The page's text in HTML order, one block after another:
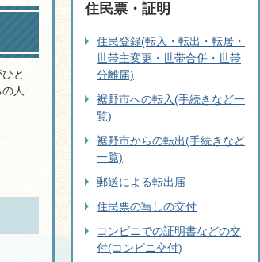
と
人
住民票・証明
住民登録(転入・転出・転居・
世帯主変更・世帯合併・世帯
分離届)
裾野市への転入(手続きなど一
覧)
裾野市からの転出(手続きなど
一覧)
郵送による転出届
住民票の写しの交付
コンビニでの証明書などの交
付(コンビニ交付)